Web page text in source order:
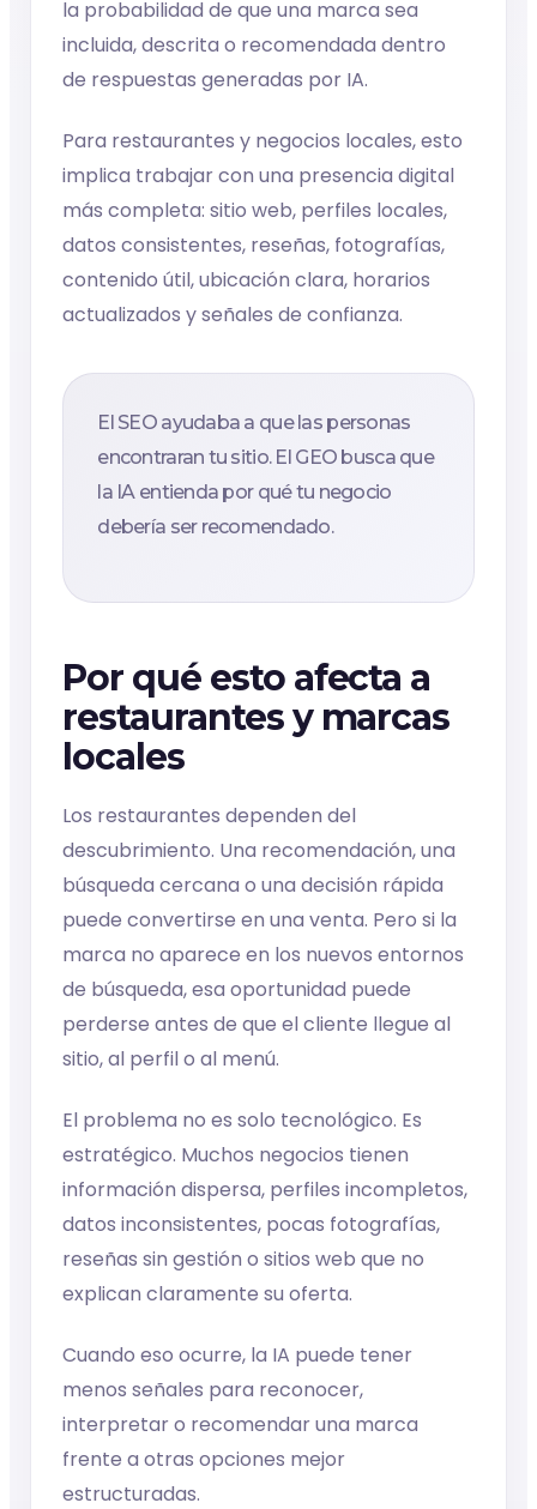
la probabilidad de que una marca sea
incluida, descrita o recomendada dentro
de respuestas generadas por IA.
Para restaurantes y negocios locales, esto
implica trabajar con una presencia digital
más completa: sitio web, perfiles locales,
datos consistentes, reseñas, fotografías,
contenido útil, ubicación clara, horarios
actualizados y señales de confianza.
El SEO ayudaba a que las personas
encontraran tu sitio. El GEO busca que
la IA entienda por qué tu negocio
debería ser recomendado.
Por qué esto afecta a
restaurantes y marcas
locales
Los restaurantes dependen del
descubrimiento. Una recomendación, una
búsqueda cercana o una decisión rápida
puede convertirse en una venta. Pero si la
marca no aparece en los nuevos entornos
de búsqueda, esa oportunidad puede
perderse antes de que el cliente llegue al
sitio, al perfil o al menú.
El problema no es solo tecnológico. Es
estratégico. Muchos negocios tienen
información dispersa, perfiles incompletos,
datos inconsistentes, pocas fotografías,
reseñas sin gestión o sitios web que no
explican claramente su oferta.
Cuando eso ocurre, la IA puede tener
menos señales para reconocer,
interpretar o recomendar una marca
frente a otras opciones mejor
estructuradas.